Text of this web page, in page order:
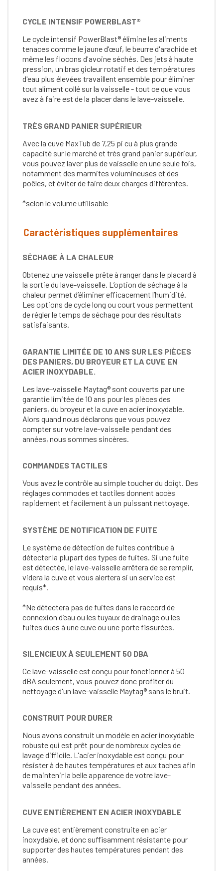
CYCLE INTENSIF POWERBLAST®
Le cycle intensif PowerBlast® élimine les aliments
tenaces comme le jaune d'œuf, le beurre d'arachide et
même les flocons d'avoine séchés. Des jets à haute
pression, un bras gicleur rotatif et des températures
d'eau plus élevées travaillent ensemble pour éliminer
tout aliment collé sur la vaisselle - tout ce que vous
avez à faire est de la placer dans le lave-vaisselle.
TRÈS GRAND PANIER SUPÉRIEUR
Avec la cuve MaxTub de 7,25 pi cu à plus grande
capacité sur le marché et très grand panier supérieur,
vous pouvez laver plus de vaisselle en une seule fois,
notamment des marmites volumineuses et des
poêles, et éviter de faire deux charges différentes.
*selon le volume utilisable
Caractéristiques supplémentaires
SÉCHAGE À LA CHALEUR
Obtenez une vaisselle prête à ranger dans le placard à
la sortie du lave-vaisselle. L’option de séchage à la
chaleur permet d’éliminer efficacement l’humidité.
Les options de cycle long ou court vous permettent
de régler le temps de séchage pour des résultats
satisfaisants.
GARANTIE LIMITÉE DE 10 ANS SUR LES PIÈCES
DES PANIERS, DU BROYEUR ET LA CUVE EN
ACIER INOXYDABLE.
Les lave-vaisselle Maytag® sont couverts par une
garantie limitée de 10 ans pour les pièces des
paniers, du broyeur et la cuve en acier inoxydable.
Alors quand nous déclarons que vous pouvez
compter sur votre lave-vaisselle pendant des
années, nous sommes sincères.
COMMANDES TACTILES
Vous avez le contrôle au simple toucher du doigt. Des
réglages commodes et tactiles donnent accès
rapidement et facilement à un puissant nettoyage.
SYSTÈME DE NOTIFICATION DE FUITE
Le système de détection de fuites contribue à
détecter la plupart des types de fuites. Si une fuite
est détectée, le lave-vaisselle arrêtera de se remplir,
videra la cuve et vous alertera si un service est
requis*.
*Ne détectera pas de fuites dans le raccord de
connexion d’eau ou les tuyaux de drainage ou les
fuites dues à une cuve ou une porte fissurées.
SILENCIEUX À SEULEMENT 50 DBA
Ce lave-vaisselle est conçu pour fonctionner à 50
dBA seulement, vous pouvez donc profiter du
nettoyage d'un lave-vaisselle Maytag® sans le bruit.
CONSTRUIT POUR DURER
Nous avons construit un modèle en acier inoxydable
robuste qui est prêt pour de nombreux cycles de
lavage difficile. L'acier inoxydable est conçu pour
résister à de hautes températures et aux taches afin
de maintenir la belle apparence de votre lave-
vaisselle pendant des années.
CUVE ENTIÈREMENT EN ACIER INOXYDABLE
La cuve est entièrement construite en acier
inoxydable, et donc suffisamment résistante pour
supporter des hautes températures pendant des
années.